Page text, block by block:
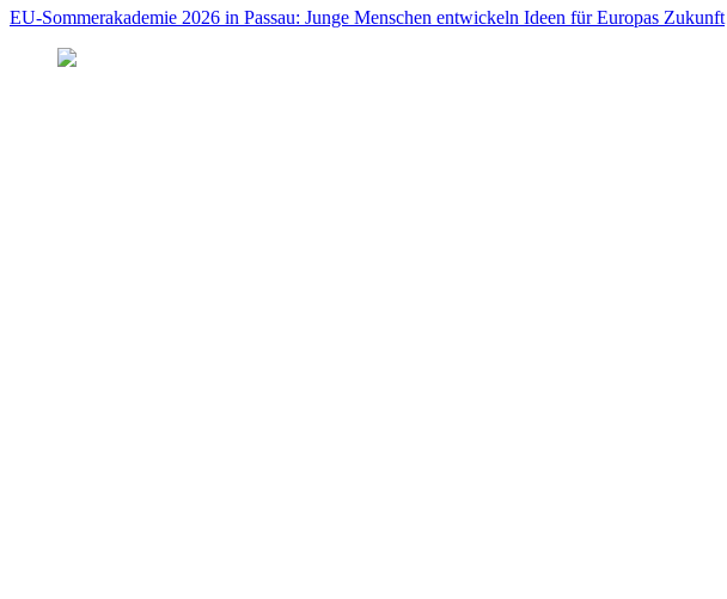
EU-Sommerakademie 2026 in Passau: Junge Menschen entwickeln Ideen für Europas Zukunft